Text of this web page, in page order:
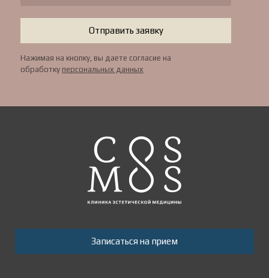
Отправить заявку
Нажимая на кнопку, вы даете согласие на
обработку персональных данных
Записаться на прием